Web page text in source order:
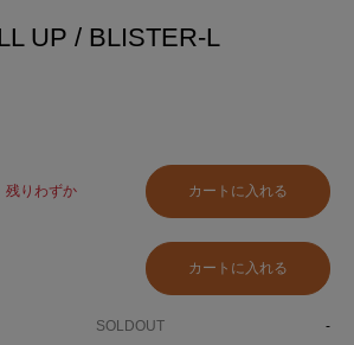
UP / BLISTER-L
残りわずか
SOLDOUT -